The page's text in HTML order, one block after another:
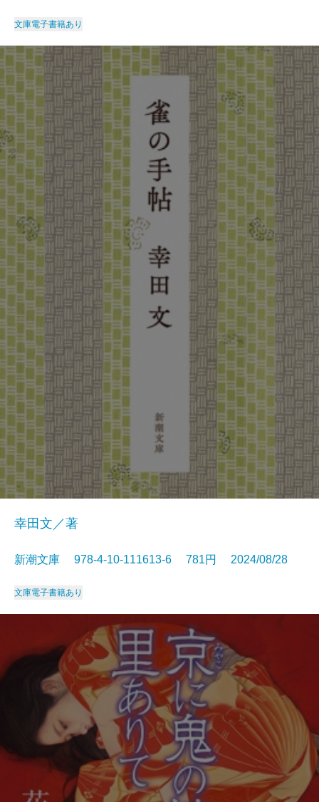
文庫電子書籍あり
幸田文／著
新潮文庫 978-4-10-111613-6 781円 2024/08/28
文庫電子書籍あり